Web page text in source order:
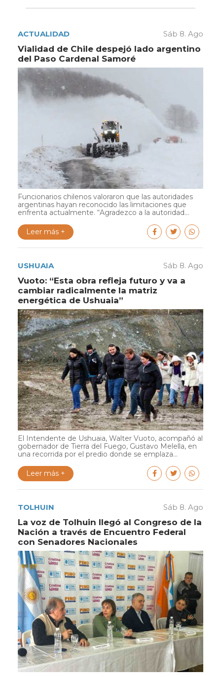
ACTUALIDAD Sáb 8. Ago
Vialidad de Chile despejó lado argentino
del Paso Cardenal Samoré
Funcionarios chilenos valoraron que las autoridades
argentinas hayan reconocido las limitaciones que
enfrenta actualmente. “Agradezco a la autoridad...
Leer más +
USHUAIA Sáb 8. Ago
Vuoto: “Esta obra refleja futuro y va a
cambiar radicalmente la matriz
energética de Ushuaia”
El Intendente de Ushuaia, Walter Vuoto, acompañó al
gobernador de Tierra del Fuego, Gustavo Melella, en
una recorrida por el predio donde se emplaza...
Leer más +
TOLHUIN Sáb 8. Ago
La voz de Tolhuin llegó al Congreso de la
Nación a través de Encuentro Federal
con Senadores Nacionales